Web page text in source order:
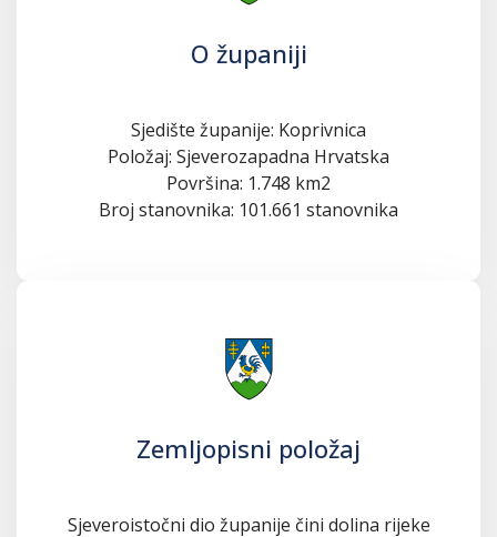
O županiji
Sjedište županije: Koprivnica
Položaj: Sjeverozapadna Hrvatska
Površina: 1.748 km2
Broj stanovnika: 101.661 stanovnika
Zemljopisni položaj
Sjeveroistočni dio županije čini dolina rijeke